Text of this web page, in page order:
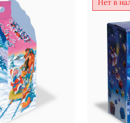
Нет в
Версия для
моб.